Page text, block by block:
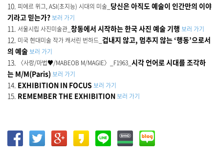
10. 피에르 위그, ASI(초지능) 시대의 미술_ 당신은 아직도 예술이 인간만의 이야
기라고 믿는가?보러 가기
11. 서울시립 사진미술관_ 창동에서 시작하는 한국 사진 예술 기행 보러 가기
12. 미국 현대미술 작가 캐서린 번하드_ 겁내지 않고, 멈추지 않는 ‘행동’으로서
의 예술보러 가기
13. 〈사랑/마법♥/MABEOB M/MAGIE〉_F1963_ 시각 언어로 시대를 조각하
는 M/M(Paris) 보러 가기
14. EXHIBITION IN FOCUS보러 가기
15. REMEMBER THE EXHIBITION보러 가기